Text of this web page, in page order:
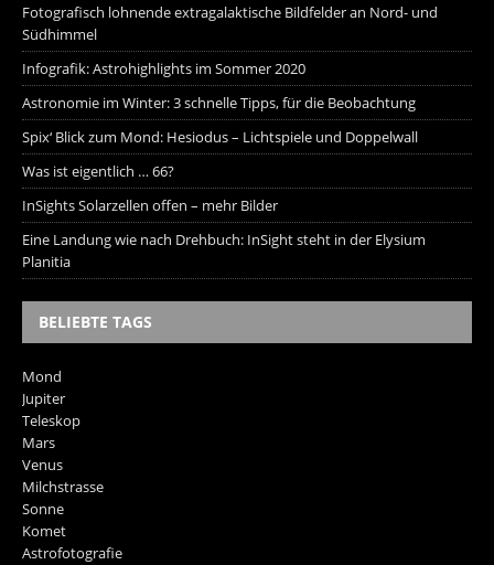
Fotografisch lohnende extragalaktische Bildfelder an Nord- und
Südhimmel
Infografik: Astrohighlights im Sommer 2020
Astronomie im Winter: 3 schnelle Tipps, für die Beobachtung
Spix‘ Blick zum Mond: Hesiodus – Lichtspiele und Doppelwall
Was ist eigentlich … 66?
InSights Solarzellen offen – mehr Bilder
Eine Landung wie nach Drehbuch: InSight steht in der Elysium
Planitia
BELIEBTE TAGS
Mond
Jupiter
Teleskop
Mars
Venus
Milchstrasse
Sonne
Komet
Astrofotografie